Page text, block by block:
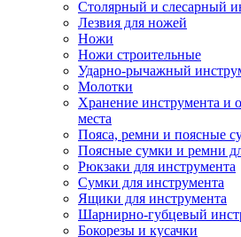
Столярный и слесарный
Лезвия для ножей
Ножи
Ножи строительные
Ударно-рычажный
Молотки
Хранение инструмента и
места
Пояса, ремни и поясные
Поясные сумки и ремни
Рюкзаки для инструмента
Сумки для инструмента
Ящики для инструмента
Шарнирно-губцевый
Бокорезы и кусачки